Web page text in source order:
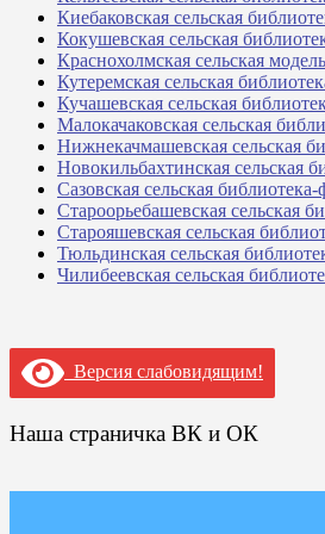
Киебаковская сельская
Кокушевская сельская
Краснохолмская сельская
Кутеремская сельская
Кучашевская сельская
Малокачаковская сельская
Нижнекачмашевская сельская
Новокильбахтинская сельская
Сазовская сельская
Староорьебашевская сельская
Старояшевская сельская
Тюльдинская сельская
Чилибеевская сельская
Версия слабовидящим!
Наша страничка ВК и ОК